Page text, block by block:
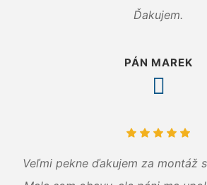
Ďakujem.
PÁN MAREK
Veľmi pekne ďakujem za montáž